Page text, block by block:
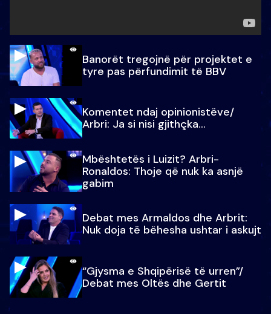
Banorët tregojnë për projektet e
tyre pas përfundimit të BBV
Komentet ndaj opinionistëve/
Arbri: Ja si nisi gjithçka…
Mbështetës i Luizit? Arbri-
Ronaldos: Thoje që nuk ka asnjë
gabim
Debat mes Armaldos dhe Arbrit:
Nuk doja të bëhesha ushtar i askujt
“Gjysma e Shqipërisë të urren”/
Debat mes Oltës dhe Gertit